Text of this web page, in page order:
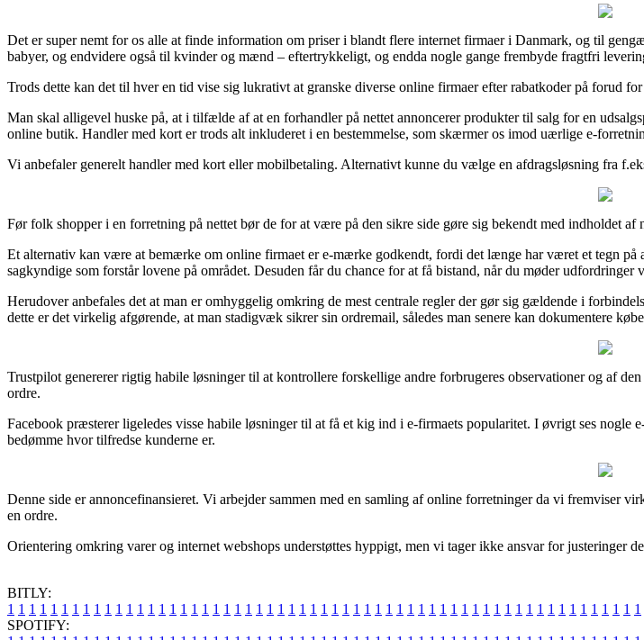
Det er super nemt for os alle at finde information om priser i blandt flere internet firmaer i Danmark, og til
babyer, og endvidere også til kvinder og mænd – eftertrykkeligt, og endda nogle gange frembyde fragtfri
Trods dette kan det til hver en tid vise sig lukrativt at granske diverse online firmaer efter rabatkoder på forud
Man skal alligevel huske på, at i tilfælde af at en forhandler på nettet annoncerer produkter til salg for en
online butik. Handler med kort er trods alt inkluderet i en bestemmelse, som skærmer os imod uærlige e-
Vi anbefaler generelt handler med kort eller mobilbetaling. Alternativt kunne du vælge en afdragsløsning fra
Før folk shopper i en forretning på nettet bør de for at være på den sikre side gøre sig bekendt med indholdet
Et alternativ kan være at bemærke om online firmaet er e-mærke godkendt, fordi det længe har været et tegn
sagkyndige som forstår lovene på området. Desuden får du chance for at få bistand, når du møder udfordringer
Herudover anbefales det at man er omhyggelig omkring de mest centrale regler der gør sig gældende i
dette er det virkelig afgørende, at man stadigvæk sikrer sin ordremail, således man senere kan dokumentere
Trustpilot genererer rigtig habile løsninger til at kontrollere forskellige andre forbrugeres observationer og af
ordre.
Facebook præsterer ligeledes visse habile løsninger til at få et kig ind i e-firmaets popularitet. I øvrigt ses
bedømme hvor tilfredse kunderne er.
Denne side er annoncefinansieret. Vi arbejder sammen med en samling af online forretninger da vi fremviser
en ordre.
Orientering omkring varer og internet webshops understøttes hyppigt, men vi tager ikke ansvar for justeringer
BITLY:
1 1 1 1 1 1 1 1 1 1 1 1 1 1 1 1 1 1 1 1 1 1 1 1 1 1 1 1 1 1 1 1 1 1 1 1 1 1 1 1 1 1 1 1 1 1 1 1 1 1 1 1 1 1 1 1 1 1 1
SPOTIFY: